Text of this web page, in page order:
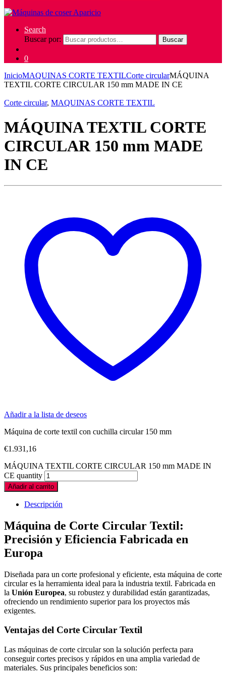
Search
Buscar por:
Buscar
0
InicioMAQUINAS CORTE TEXTILCorte circularMÁQUINA
TEXTIL CORTE CIRCULAR 150 mm MADE IN CE
Corte circular, MAQUINAS CORTE TEXTIL
MÁQUINA TEXTIL CORTE
CIRCULAR 150 mm MADE
IN CE
Añadir a la lista de deseos
Máquina de corte textil con cuchilla circular 150 mm
€1.931,16
MÁQUINA TEXTIL CORTE CIRCULAR 150 mm MADE IN
CE quantity
Añadir al carrito
Descripción
Máquina de Corte Circular Textil:
Precisión y Eficiencia Fabricada en
Europa
Diseñada para un corte profesional y eficiente, esta máquina de corte
circular es la herramienta ideal para la industria textil. Fabricada en
la Unión Europea, su robustez y durabilidad están garantizadas,
ofreciendo un rendimiento superior para los proyectos más
exigentes.
Ventajas del Corte Circular Textil
Las máquinas de corte circular son la solución perfecta para
conseguir cortes precisos y rápidos en una amplia variedad de
materiales. Sus principales beneficios son: